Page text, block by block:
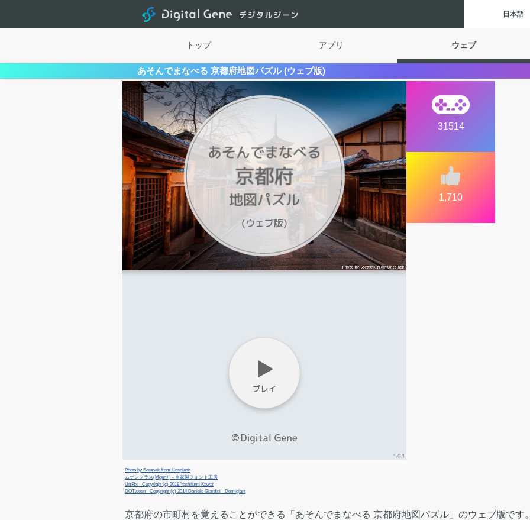
日本語
トップ アプリ ウェブ
あそんでまなべる 京都府地図パズル (ウェブ版)
31514
1,710
Photo by Sorasak from Unsplash
ムゲンプラス(Mgen+) - 自家製フォント工房
UniRx - Copyright (c) 2018 Yoshifumi Kawai
DOTween - Copyright (c) 2014 Daniele Giardini - Demigiant
京都府の市町村を覚えることができる「あそんでまなべる 京都府地図パズル」のウェブ版です。